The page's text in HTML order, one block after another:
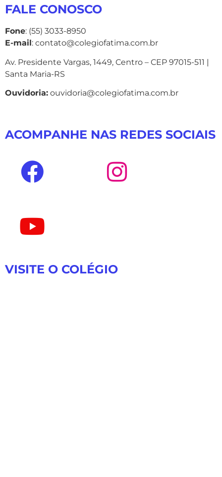
FALE CONOSCO
Fone: (55) 3033-8950
E-mail: contato@colegiofatima.com.br
Av. Presidente Vargas, 1449, Centro – CEP 97015-511 |
Santa Maria-RS
Ouvidoria: ouvidoria@colegiofatima.com.br
ACOMPANHE NAS REDES SOCIAIS
VISITE O COLÉGIO